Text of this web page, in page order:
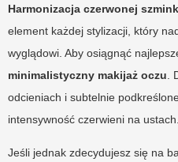
Harmonizacja czerwonej
element każdej stylizacji, który
wyglądowi. Aby osiągnąć
minimalistyczny makijaż oczu
odcieniach i subtelnie
intensywność czerwieni na ustach.
Jeśli jednak zdecydujesz się na